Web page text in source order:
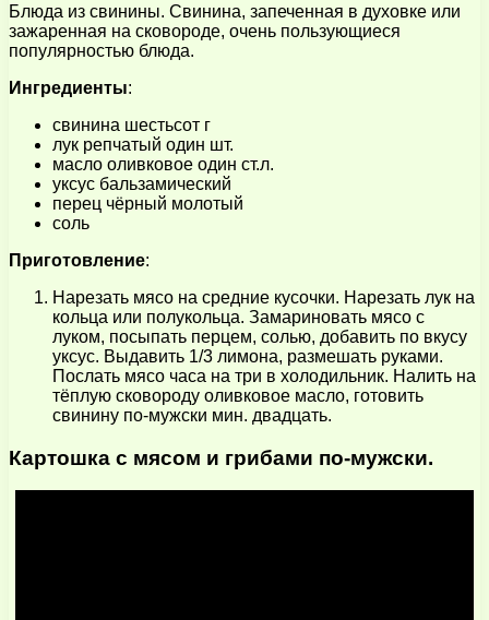
Блюда из свинины. Свинина, запеченная в духовке или
зажаренная на сковороде, очень пользующиеся
популярностью блюда.
Ингредиенты:
свинина шестьсот г
лук репчатый один шт.
масло оливковое один ст.л.
уксус бальзамический
перец чёрный молотый
соль
Приготовление:
Нарезать мясо на средние кусочки. Нарезать лук на
кольца или полукольца. Замариновать мясо с
луком, посыпать перцем, солью, добавить по вкусу
уксус. Выдавить 1/3 лимона, размешать руками.
Послать мясо часа на три в холодильник. Налить на
тёплую сковороду оливковое масло, готовить
свинину по-мужски мин. двадцать.
Картошка с мясом и грибами по-мужски.